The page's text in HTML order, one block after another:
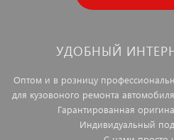
УДОБНЫЙ
Оптом и в розницу
для кузовоного ремонта
Гарантированная
Индивидуальный